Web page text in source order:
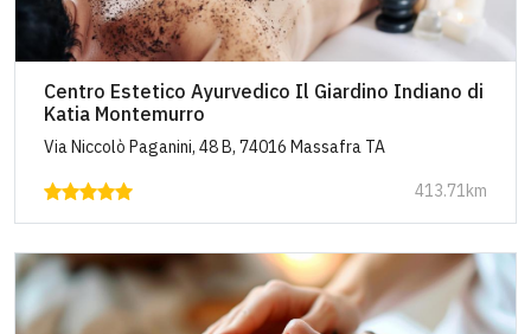
Centro Estetico Ayurvedico Il Giardino Indiano di
Katia Montemurro
Via Niccolò Paganini, 48 B, 74016 Massafra TA
413.71km